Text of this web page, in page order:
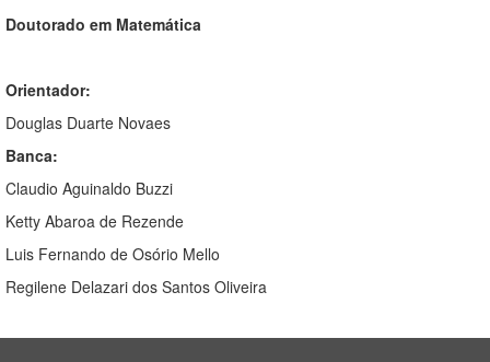
Doutorado em Matemática
Orientador:
Douglas Duarte Novaes
Banca:
Claudio Aguinaldo Buzzi
Ketty Abaroa de Rezende
Luis Fernando de Osório Mello
Regilene Delazari dos Santos Oliveira